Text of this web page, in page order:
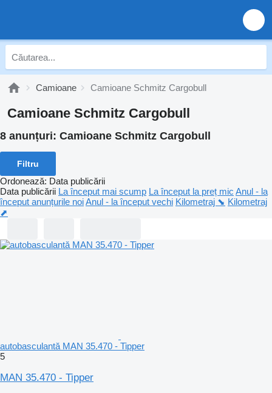
Camioane Camioane Schmitz Cargobull
Camioane Schmitz Cargobull
8 anunțuri: Camioane Schmitz Cargobull
Filtru
Ordonează: Data publicării
Data publicării La început mai scump La început la preț mic Anul - la
început anunțurile noiAnul - la început vechi Kilometraj ⬊ Kilometraj
⬈
autobasculantă MAN 35.470 - Tipper
5
MAN 35.470 - Tipper